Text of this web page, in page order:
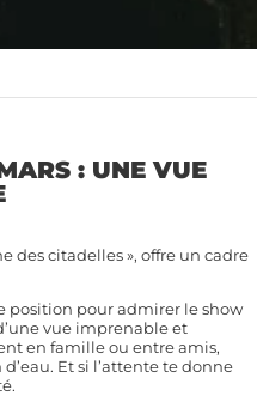
: UNE VUE
des citadelles », offre un cadre
position pour admirer le show
vue imprenable et
en famille ou entre amis,
Et si l’attente te donne